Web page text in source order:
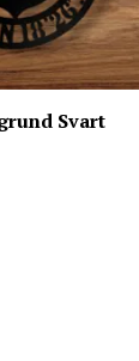
Svart